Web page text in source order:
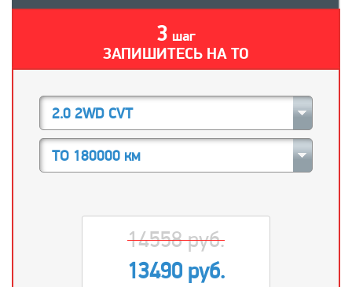
3 шаг
ЗАПИШИТЕСЬ НА ТО
2.0 2WD CVT
ТО 180000 км
14558 руб.
13490 руб.